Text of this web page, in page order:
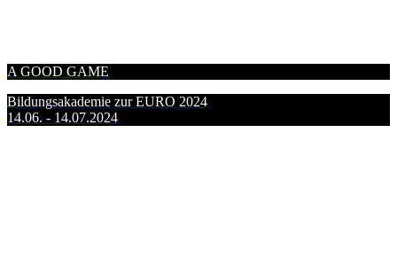
A GOOD GAME
Bildungsakademie zur EURO 2024
14.06. - 14.07.2024